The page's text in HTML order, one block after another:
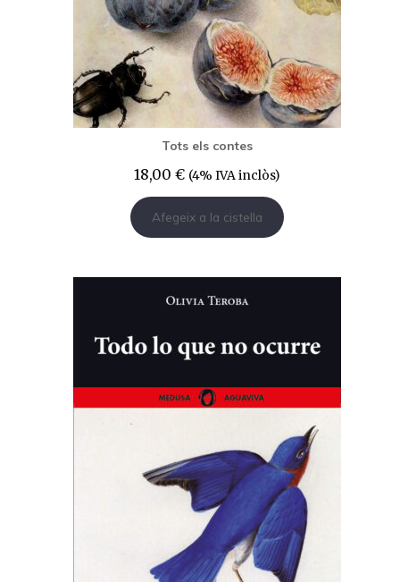
Tots els contes
18,00 € (4% IVA inclòs)
Afegeix a la cistella